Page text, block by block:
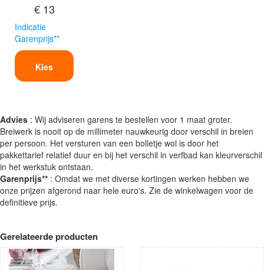
€ 13
Indicatie
Garenprijs**
Kies
Advies : Wij adviseren garens te bestellen voor 1 maat groter.
Breiwerk is nooit op de millimeter nauwkeurig door verschil in breien
per persoon. Het versturen van een bolletje wol is door het
pakkettarief relatief duur en bij het verschil in verfbad kan kleurverschil
in het werkstuk ontstaan.
Garenprijs** : Omdat we met diverse kortingen werken hebben we
onze prijzen afgerond naar hele euro's. Zie de winkelwagen voor de
definitieve prijs.
Gerelateerde producten